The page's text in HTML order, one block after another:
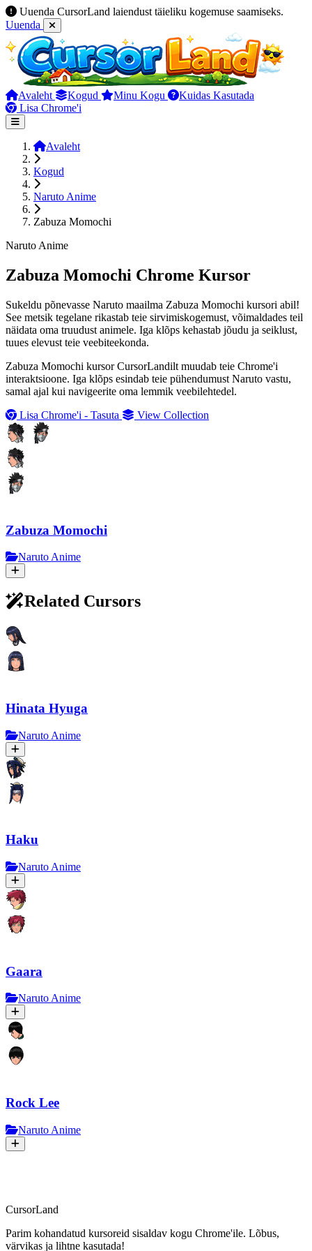
Uuenda CursorLand laiendust täieliku kogemuse saamiseks.
Uuenda
Avaleht Kogud Minu Kogu
Kuidas Kasutada
Lisa Chrome'i
Avaleht
Kogud
Naruto Anime
Zabuza Momochi
Naruto Anime
Zabuza Momochi Chrome Kursor
Sukeldu põnevasse Naruto maailma Zabuza Momochi kursori abil!
See metsik tegelane rikastab teie sirvimiskogemust, võimaldades teil
näidata oma truudust animele. Iga klõps kehastab jõudu ja seiklust,
tuues elevust teie veebiteekonda.
Zabuza Momochi kursor CursorLandilt muudab teie Chrome'i
interaktsioone. Iga klõps esindab teie pühendumust Naruto vastu,
samal ajal kui navigeerite oma lemmik veebilehtedel.
Lisa Chrome'i - Tasuta
View Collection
Zabuza Momochi
Naruto Anime
Related Cursors
Hinata Hyuga
Naruto Anime
Haku
Naruto Anime
Gaara
Naruto Anime
Rock Lee
Naruto Anime
CursorLand
Parim kohandatud kursoreid sisaldav kogu Chrome'ile. Lõbus,
värvikas ja lihtne kasutada!